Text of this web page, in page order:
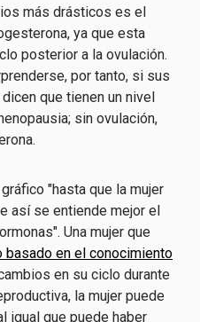
más drásticos es el
ya que esta
posterior a la ovulación.
por tanto, si sus
que tienen un nivel
sin ovulación,
"hasta que la mujer
así se entiende mejor el
Una mujer que
basado en el conocimiento
en su ciclo durante
la mujer puede
igual que puede haber